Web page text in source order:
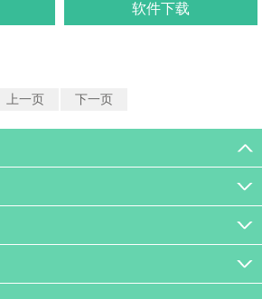
软件下载
上一页 下一页